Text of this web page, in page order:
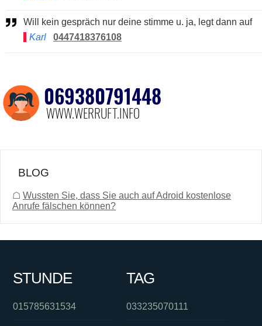
Will kein gespräch nur deine stimme u. ja, legt dann auf
Karl
0447418376108
BLOG
☖ Wussten Sie, dass Sie auch auf Adroid kostenlose
Anrufe fälschen können?
STUNDE
015785631534
TAG
033235070111